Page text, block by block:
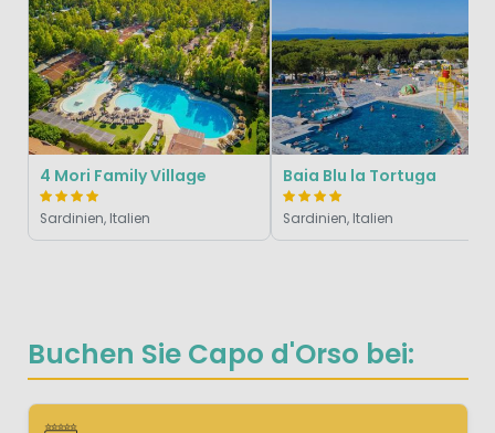
Buchen Sie Capo d'Orso bei:
4 Mori Family Village
Sardinien, Italien
Baia Blu la Tortuga
Sardinien, Italien